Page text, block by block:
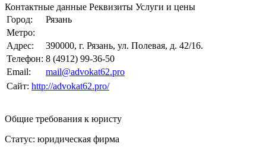
Контактные данные Реквизиты Услуги и цены
Город:
Рязань
Метро:
Адрес:
390000, г. Рязань, ул. Полевая, д. 42/16.
Телефон: 8 (4912) 99-36-50
Email:
mail@advokat62.pro
Сайт: http://advokat62.pro/
Общие требования к юристу
Статус: юридическая фирма